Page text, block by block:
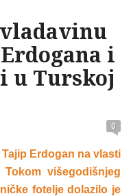
i
u Turskoj
0
Erdogan na vlasti
višegodišnjeg
fotelje dolazilo je